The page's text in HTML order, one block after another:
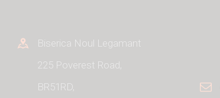
Biserica Noul Legamant
225 Poverest Road,
BR51RD,